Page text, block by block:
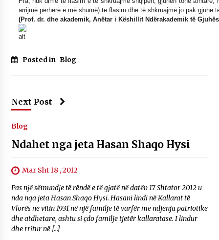
arrijmë përherë e më shumë) të flasim dhe të shkruajmë jo pak gjuhë
(Prof. dr. dhe akademik, Anëtar i Këshillit Ndërakademik të
Posted in Blog
Next Post
Blog
Ndahet nga jeta Hasan Shaqo Hysi
Mar Sht 18 , 2012
Pas një sëmundje të rëndë e të gjatë në datën 17 Shtator 2012 u
nda nga jeta Hasan Shaqo Hysi. Hasani lindi në Kallarat të
Vlorës ne vitin 1931 në një familje të varfër me ndjenja patriotike
dhe atdhetare, ashtu si çdo familje tjetër kallaratase. I lindur
dhe rritur në […]